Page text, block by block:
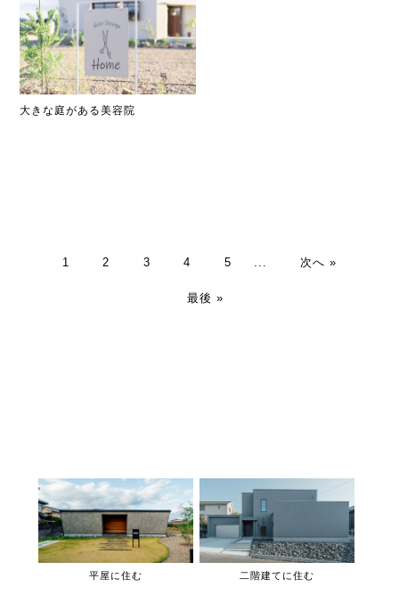
大きな庭がある美容院
1 2 3 4 5 ... 次へ »
最後 »
平屋に住む 二階建てに住む